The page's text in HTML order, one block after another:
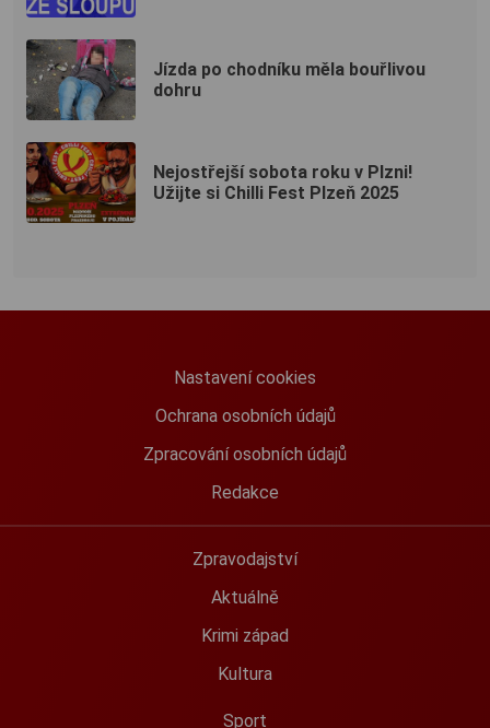
Jízda po chodníku měla bouřlivou
dohru
Nejostřejší sobota roku v Plzni!
Užijte si Chilli Fest Plzeň 2025
Nastavení cookies
Ochrana osobních údajů
Zpracování osobních údajů
Redakce
Zpravodajství
Aktuálně
Krimi západ
Kultura
Sport